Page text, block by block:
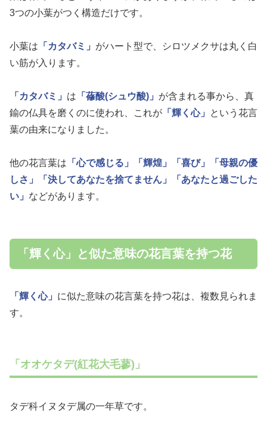
3つの小葉がつく構造だけです。
小葉は 「カタバミ」 がハート型で、シロツメクサは丸く白
い筋が入ります。
「カタバミ」 は 「蓚酸(シュウ酸)」 が含まれる事から、真
鍮の仏具を磨くのに使われ、これが 「輝く心」
という花言
葉の由来になりました。
他の花言葉は 「心で感じる」 「輝煌」 「喜び」
「母親の優
しさ」
「決してあなたを捨てません」
「あなたと過ごした
い」 などがあります。
「輝く心」と似た意味の花言葉を持つ花
「輝く心」 に似た意味の花言葉を持つ花は、複数見られま
す。
「オオケタデ(紅花大毛蓼)」
タデ科イヌタデ属の一年草です。